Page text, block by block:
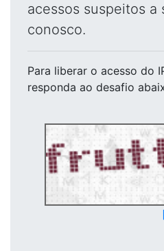
acessos suspeitos a
conosco.
Para liberar o acesso do
responda ao desafio